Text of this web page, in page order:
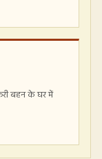
बहन के घर में